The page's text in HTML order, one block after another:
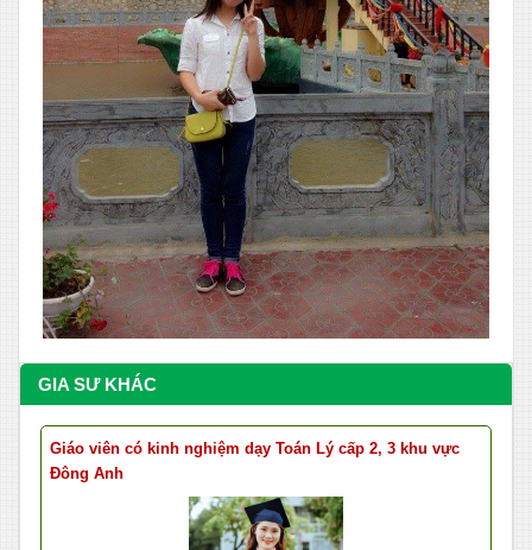
GIA SƯ KHÁC
Giáo viên có kinh nghiệm dạy Toán Lý cấp 2, 3 khu vực
Đông Anh